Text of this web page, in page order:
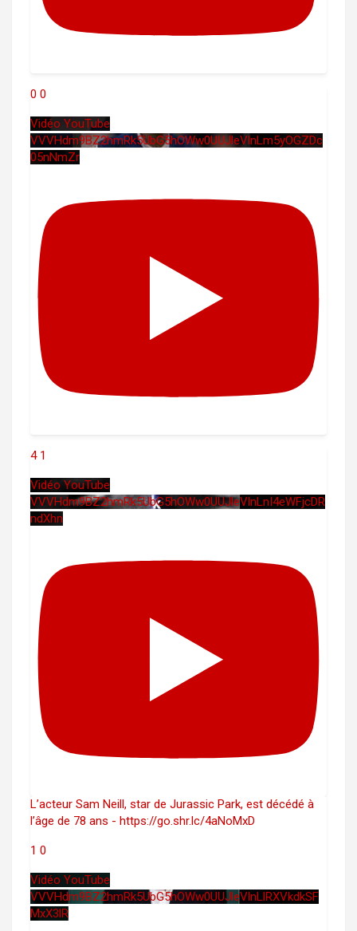
0 0
Vidéo YouTube
VVVHdm9BZ2hmRk5UbG5hOWw0UUJleVlnLm5yOGZDc
05nNmZr
4 1
Vidéo YouTube
VVVHdm9BZ2hmRk5UbG5hOWw0UUJleVlnLnI4eWFjcDR
ndXhn
L’acteur Sam Neill, star de Jurassic Park, est décédé à
l’âge de 78 ans - https://go.shr.lc/4aNoMxD
1 0
Vidéo YouTube
VVVHdm9BZ2hmRk5UbG5hOWw0UUJleVlnLlRXVkdkSF
MxX3lR